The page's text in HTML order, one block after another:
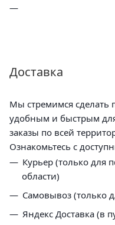
Доставка
Мы стремимся сделать
удобным и быстрым
заказы по всей
Ознакомьтесь с
Курьер (только для
области)
Самовывоз (только
Яндекс Доставка (в